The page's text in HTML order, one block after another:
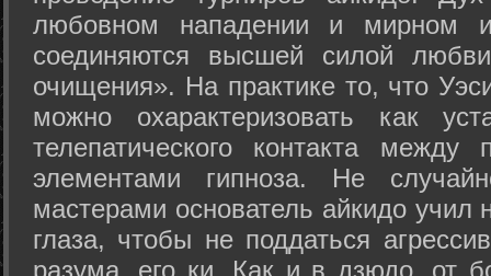
любовном нападении и мирном
соединяются высшей силой
очищения». На практике то, что
можно охарактеризовать как
телепатического контакта между
элементами гипноза. Не
мастерами основатель айкидо учил
глаза, чтобы не поддаться
разума, его ки. Как и в дзюдо, от